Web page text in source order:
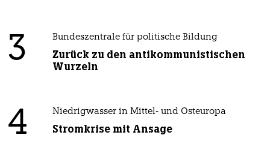
3 Bundeszentrale für politische Bildung
Zurück zu den antikommunistischen
Wurzeln
4 Niedrigwasser in Mittel- und Osteuropa
Stromkrise mit Ansage